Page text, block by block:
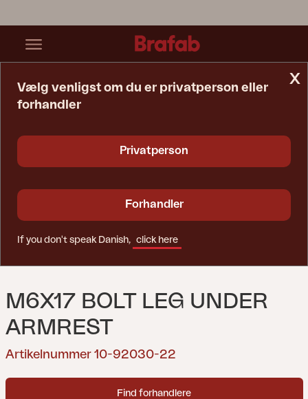
M6X17 BOLT LEG UNDER
ARMREST
Artikelnummer 10-92030-22
Find forhandlere
x
Vælg venligst om du er privatperson eller
forhandler
Privatperson
Forhandler
If you don't speak Danish, click here